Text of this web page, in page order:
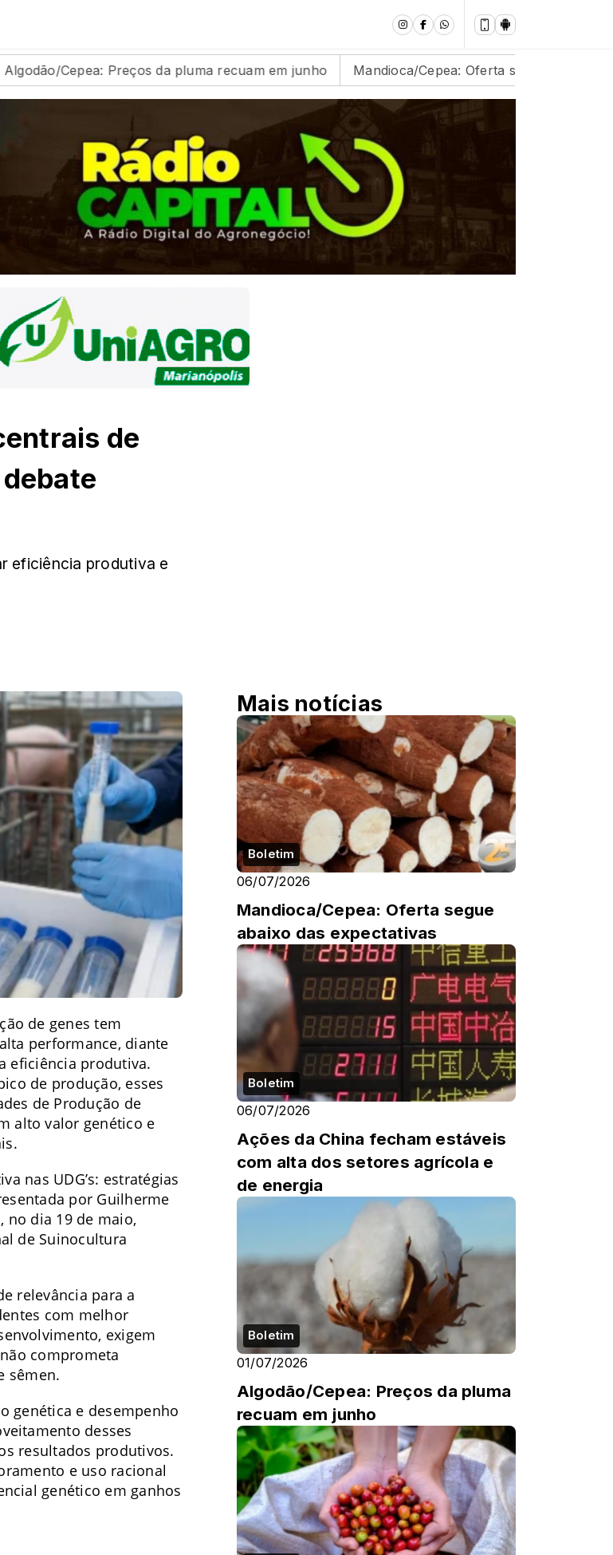
Ramos
da pluma recuam em junho Mandioca/Cepea: Oferta segue abaixo das expectativas
de
eficiência produtiva e
de genes tem
performance, diante
eficiência produtiva.
de produção, esses
de Produção de
alto valor genético e
nas UDG’s: estratégias
por Guilherme
no dia 19 de maio,
de Suinocultura
relevância para a
com melhor
exigem
comprometa
sêmen.
genética e desempenho
desses
resultados produtivos.
e uso racional
genético em ganhos
Mais notícias
Boletim
06/07/2026
Mandioca/Cepea: Oferta segue
abaixo das expectativas
Boletim
06/07/2026
Ações da China fecham estáveis
com alta dos setores agrícola e
de energia
Boletim
01/07/2026
Algodão/Cepea: Preços da pluma
recuam em junho